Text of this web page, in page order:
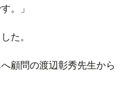
。」
た。
顧問の渡辺彰秀先生から